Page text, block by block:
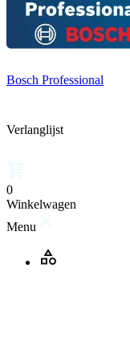
Bosch Professional
Verlanglijst
0
Winkelwagen
Menu